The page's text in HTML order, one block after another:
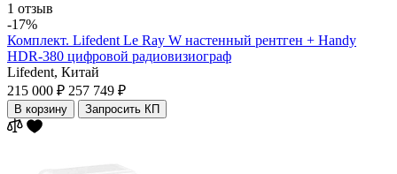
1 отзыв
-17%
Комплект. Lifedent Le Ray W настенный рентген + Handy
HDR-380 цифровой радиовизиограф
Lifedent, Китай
215 000 ₽ 257 749 ₽
В корзину Запросить КП